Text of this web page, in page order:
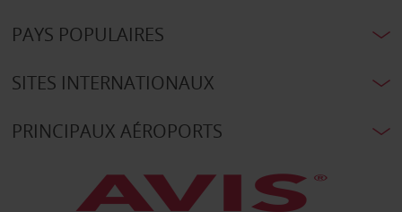
PAYS POPULAIRES
SITES INTERNATIONAUX
PRINCIPAUX AÉROPORTS